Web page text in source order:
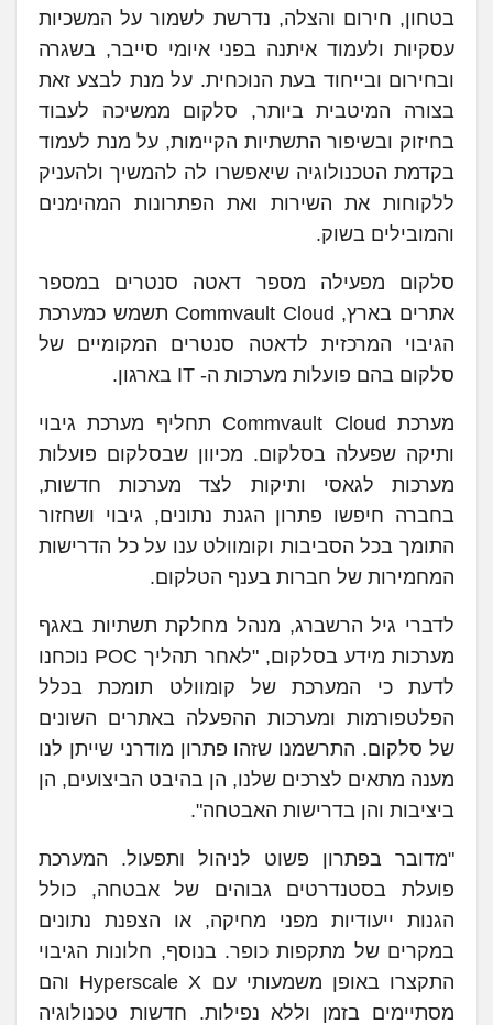
בטחון, חירום והצלה, נדרשת לשמור על המשכיות
עסקיות ולעמוד איתנה בפני איומי סייבר, בשגרה
ובחירום ובייחוד בעת הנוכחית. על מנת לבצע זאת
בצורה המיטבית ביותר, סלקום ממשיכה לעבוד
בחיזוק ובשיפור התשתיות הקיימות, על מנת לעמוד
בקדמת הטכנולוגיה שיאפשרו לה להמשיך ולהעניק
ללקוחות את השירות ואת הפתרונות המהימנים
והמובילים בשוק.
סלקום מפעילה מספר דאטה סנטרים במספר
אתרים בארץ, Commvault Cloud תשמש כמערכת
הגיבוי המרכזית לדאטה סנטרים המקומיים של
סלקום בהם פועלות מערכות ה- IT בארגון.
מערכת Commvault Cloud תחליף מערכת גיבוי
ותיקה שפעלה בסלקום. מכיוון שבסלקום פועלות
מערכות לגאסי ותיקות לצד מערכות חדשות,
בחברה חיפשו פתרון הגנת נתונים, גיבוי ושחזור
התומך בכל הסביבות וקומוולט ענו על כל הדרישות
המחמירות של חברות בענף הטלקום.
לדברי גיל הרשברג, מנהל מחלקת תשתיות באגף
מערכות מידע בסלקום, "לאחר תהליך POC נוכחנו
לדעת כי המערכת של קומוולט תומכת בכלל
הפלטפורמות ומערכות ההפעלה באתרים השונים
של סלקום. התרשמנו שזהו פתרון מודרני שייתן לנו
מענה מתאים לצרכים שלנו, הן בהיבט הביצועים, הן
ביציבות והן בדרישות האבטחה".
"מדובר בפתרון פשוט לניהול ותפעול. המערכת
פועלת בסטנדרטים גבוהים של אבטחה, כולל
הגנות ייעודיות מפני מחיקה, או הצפנת נתונים
במקרים של מתקפות כופר. בנוסף, חלונות הגיבוי
התקצרו באופן משמעותי עם Hyperscale X והם
מסתיימים בזמן וללא נפילות. חדשות טכנולוגיה